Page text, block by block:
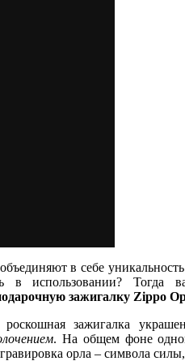
в себе уникальность
в использовании? Тогда
зажигалку Zippo
зажигалка
. На общем фоне
орла – символа